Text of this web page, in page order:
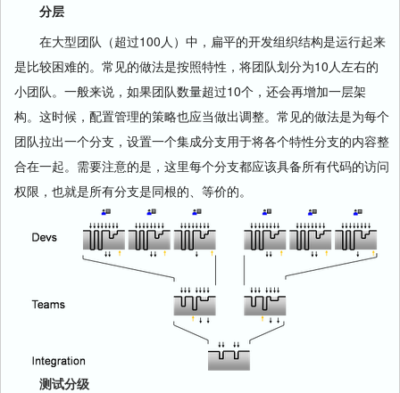
分层
在大型团队（超过100人）中，扁平的开发组织结构是运行起来
是比较困难的。常见的做法是按照特性，将团队划分为10人左右的
小团队。一般来说，如果团队数量超过10个，还会再增加一层架
构。这时候，配置管理的策略也应当做出调整。常见的做法是为每个
团队拉出一个分支，设置一个集成分支用于将各个特性分支的内容整
合在一起。需要注意的是，这里每个分支都应该具备所有代码的访问
权限，也就是所有分支是同根的、等价的。
测试分级